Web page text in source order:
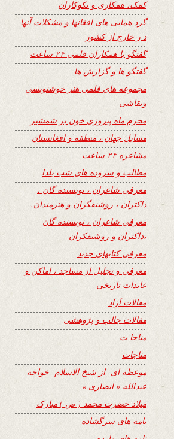
کمک، همکاری و نکوکاران
گرد همایی های افغانها و مشکلات آنها
د ر خارج از کشور
گفتگو با همکاران قلمی ۲۴ ساعت
گفتگو ها و گزارش ها
مجموعه های قلمی هنر خوشنویسی
ونقاشی
محرم ماه پیروزی خون بر شمشیر
مسایل جهان ، منطقه و افغانستان
مشاعره ۲۴ ساعت
مطالب و سروده های شب یلدا
معرفی شاعران ، نویسنده گان ،
داکتران ، روشنفگران و هنرمندان.
معرفی شاعران ، نویسنده گان
،داکتران و روشنفکران
معرفی کتابهای جدید
معرفی و تجلیل از مساجد ، اماکن و
عابدات تاریخی
مقالات آزاد
مقالات جالب و پژوهشی
مناجا ت
مناجات
موعظه ای از شیخ الاسلام خواجه
عبدالله « انصاری »
میلاد حضرت محمد ( ص ) مبارک
نامه های سرگشاده